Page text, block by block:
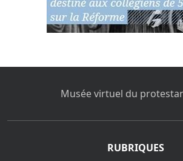
Musée virtuel du
RUBRIQUES